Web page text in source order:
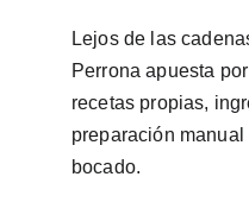
Lejos de las
Perrona apuesta
recetas propias,
preparación
bocado.